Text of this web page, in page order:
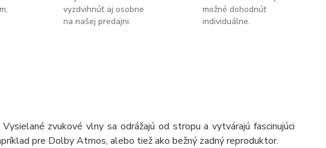
vyzdvihnúť aj osobne
na našej predajni.
možné dohodnúť
individuálne.
zvukové vlny sa odrážajú od stropu a vytvárajú fascinujúci
pre Dolby Atmos, alebo tiež ako bežný zadný reproduktor.